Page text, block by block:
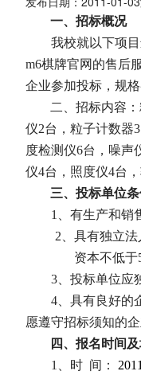
一、招标概况
我校就以下项
m6棋牌官网的售后
企业参加投标，规
二、招标内容
仪2台，粒子计数器3
度检测仪6台，噪声
仪4台，照度仪4台
三、投标单位
1
、有生产和销
2 、具有独立
资本不低于
3 、投标单位应
4 、具有良好
愿遵守招标须知的企
四、报名时间
1
、时 间：